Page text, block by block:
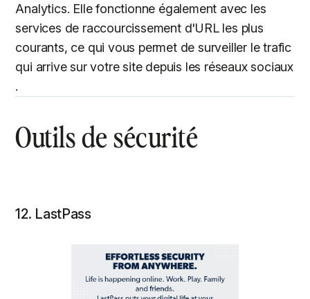
Analytics. Elle fonctionne également avec les
services de raccourcissement d'URL les plus
courants, ce qui vous permet de surveiller le trafic
qui arrive sur votre site depuis les réseaux sociaux
.
Outils de sécurité
12. LastPass